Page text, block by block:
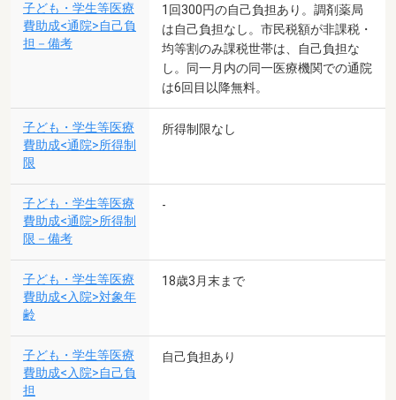
子ども・学生等医療
費助成<通院>自己負
担－備考
1回300円の自己負担あり。調剤薬局
は自己負担なし。市民税額が非課税・
均等割のみ課税世帯は、自己負担な
し。同一月内の同一医療機関での通院
は6回目以降無料。
子ども・学生等医療
費助成<通院>所得制
限
所得制限なし
子ども・学生等医療
費助成<通院>所得制
限－備考
-
子ども・学生等医療
費助成<入院>対象年
齢
18歳3月末まで
子ども・学生等医療
費助成<入院>自己負
担
自己負担あり